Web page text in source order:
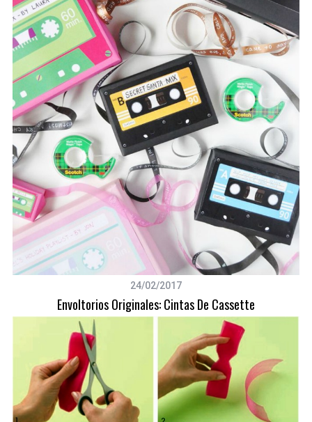
24/02/2017
Envoltorios Originales: Cintas De Cassette